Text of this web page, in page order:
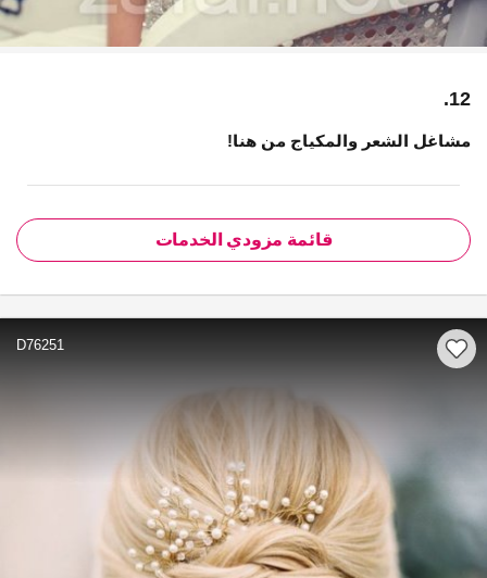
12.
مشاغل الشعر والمكياج من هنا!
قائمة مزودي الخدمات
D76251